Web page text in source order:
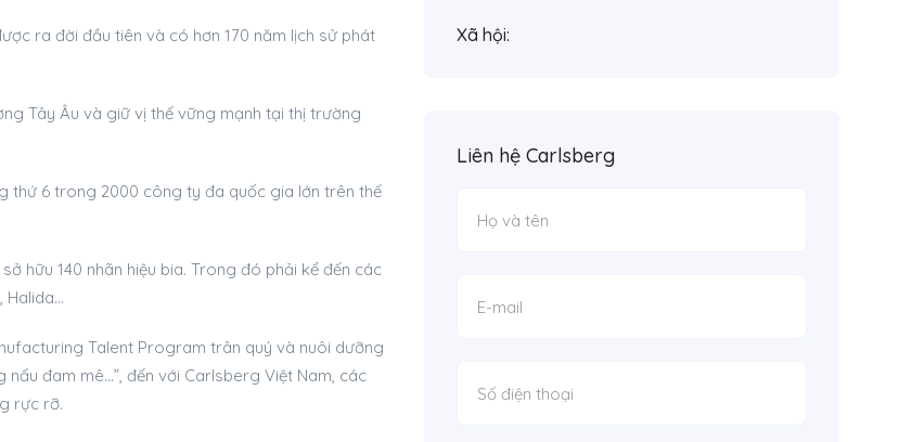
ra đời đầu tiên và có hơn 170 năm lịch sử phát
Tây Âu và giữ vị thế vững mạnh tại thị trường
thứ 6 trong 2000 công ty đa quốc gia lớn trên thế
hữu 140 nhãn hiệu bia. Trong đó phải kể đến các
Halida…
Talent Program trân quý và nuôi dưỡng
đam mê…”, đến với Carlsberg Việt Nam, các
rực rỡ.
Xã hội:
Liên hệ Carlsberg